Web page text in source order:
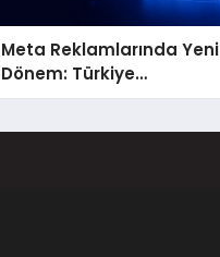
Meta Reklamlarında Yeni
Dönem: Türkiye
Hedeflemelerine Yüzde 5